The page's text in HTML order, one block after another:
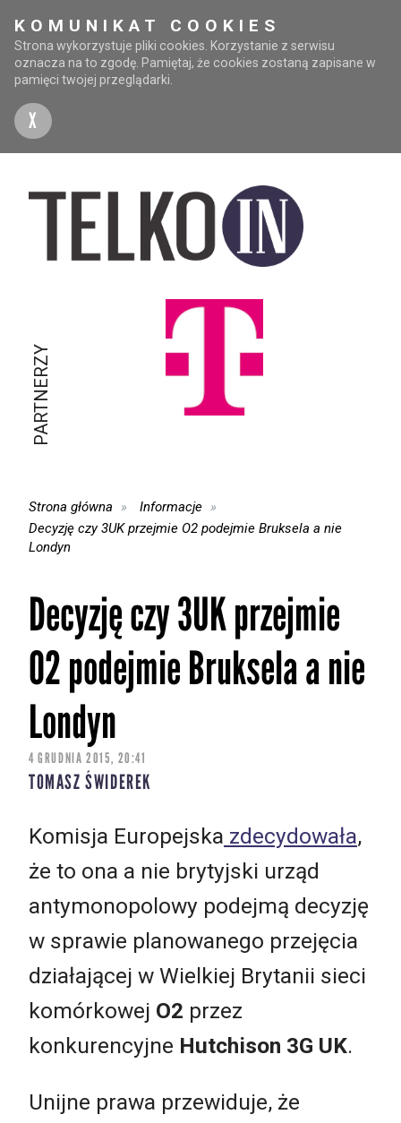
KOMUNIKAT COOKIES
Strona wykorzystuje pliki cookies. Korzystanie z serwisu
oznacza na to zgodę. Pamiętaj, że cookies zostaną zapisane w
pamięci twojej przeglądarki.
X
PARTNERZY
Strona główna
Informacje
Decyzję czy 3UK przejmie O2 podejmie Bruksela a nie
Londyn
Decyzję czy 3UK przejmie
O2 podejmie Bruksela a nie
Londyn
4 GRUDNIA 2015, 20:41
TOMASZ ŚWIDEREK
Komisja Europejska zdecydowała,
że to ona a nie brytyjski urząd
antymonopolowy podejmą decyzję
w sprawie planowanego przejęcia
działającej w Wielkiej Brytanii sieci
komórkowej O2 przez
konkurencyjne Hutchison 3G UK.
Unijne prawa przewiduje, że